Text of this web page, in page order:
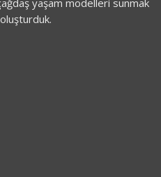
yaşam modelleri sunmak